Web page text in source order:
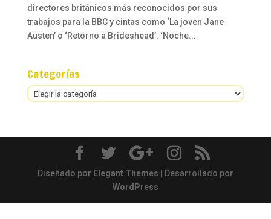
directores británicos más reconocidos por sus
trabajos para la BBC y cintas como ‘La joven Jane
Austen’ o ‘Retorno a Brideshead’. ‘Noche...
Categorías
Categorías
Diseñado por Elegant Themes | Desarrollado por
WordPress